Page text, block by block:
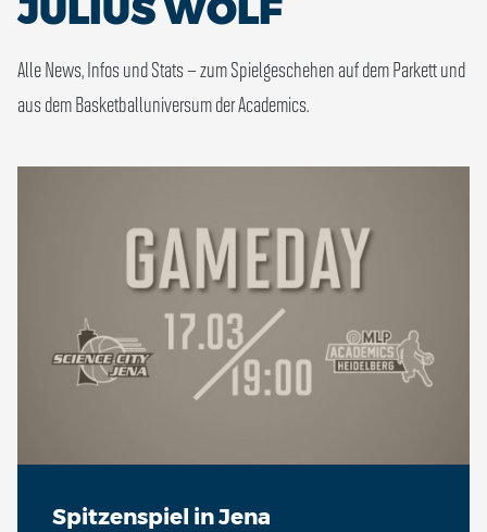
JULIUS WOLF
Alle News, Infos und Stats – zum Spielgeschehen auf dem Parkett und
aus dem Basketballuniversum der Academics.
Spitzenspiel in Jena